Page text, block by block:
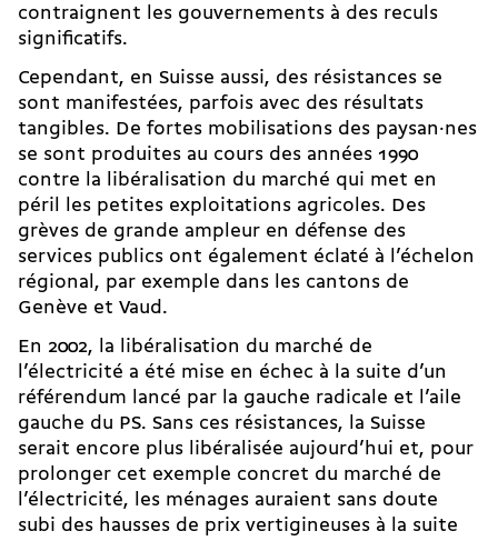
contraignent les gouvernements à des reculs
significatifs.
Cependant, en Suisse aussi, des résistances se
sont manifestées, parfois avec des résultats
tangibles. De fortes mobilisations des paysan·nes
se sont produites au cours des années 1990
contre la libéralisation du marché qui met en
péril les petites exploitations agricoles. Des
grèves de grande ampleur en défense des
services publics ont également éclaté à l’échelon
régional, par exemple dans les cantons de
Genève et Vaud.
En 2002, la
libéralisation du marché de
l’électricité a été mise en échec à la suite d’un
référendum lancé par la gauche radicale et l’aile
gauche du PS. Sans ces résistances, la Suisse
serait encore plus libéralisée aujourd’hui et, pour
prolonger cet exemple concret du marché de
l’électricité, les ménages auraient sans doute
subi des hausses de prix vertigineuses à la suite